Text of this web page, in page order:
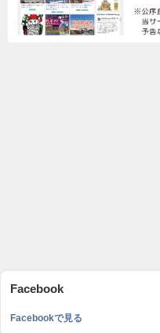
Facebook
Facebookで見る